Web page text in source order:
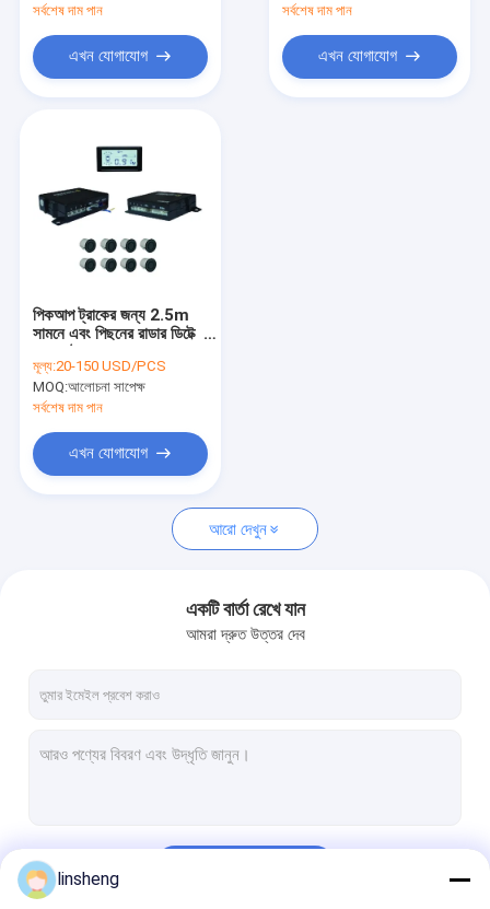
ট্রাক রিয়ার ভিউ ক্যামেরা সিস্টেম
যানবাহন নিরাপত্তা অ্যালার্ম সিস্টেম
সর্বশেষ দাম পান
এখন যোগাযোগ
সর্বশেষ দাম পান
এখন যোগাযোগ
পিকআপ ট্রাকের জন্য 2.5m
সামনে এবং পিছনের রাডার ডিটেক্টর
মূল্য:20-150 USD/PCS
MOQ:আলোচনা সাপেক্ষ
সর্বশেষ দাম পান
এখন যোগাযোগ
আরো দেখুন
একটি বার্তা রেখে যান
আমরা দ্রুত উত্তর দেব
linsheng